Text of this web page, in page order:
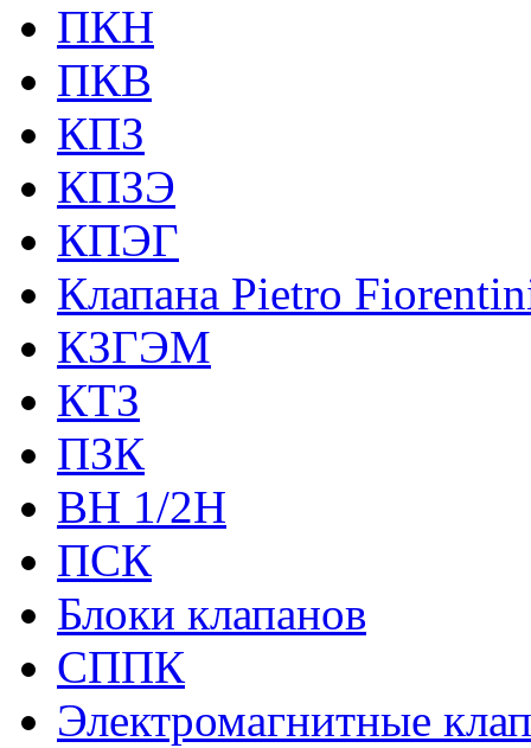
ПКН
ПКВ
КПЗ
КПЗЭ
КПЭГ
Клапана Pietro
КЗГЭМ
КТЗ
ПЗК
ВН 1/2Н
ПСК
Блоки клапанов
СППК
Электромагнитные